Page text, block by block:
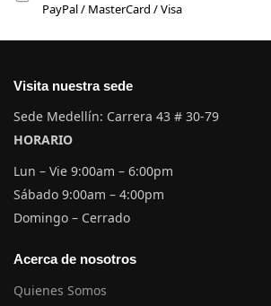
PayPal / MasterCard / Visa
Visita nuestra sede
Sede Medellín: Carrera 43 # 30-79
HORARIO
Lun – Vie 9:00am – 6:00pm
Sábado 9:00am – 4:00pm
Domingo – Cerrado
Acerca de nosotros
Quienes Somos